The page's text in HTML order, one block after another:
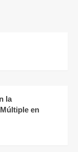
la
en